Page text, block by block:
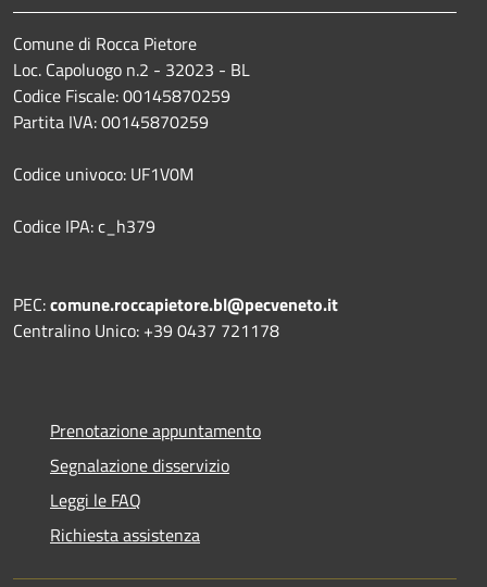
Comune di Rocca Pietore
Loc. Capoluogo n.2 - 32023 - BL
Codice Fiscale: 00145870259
Partita IVA: 00145870259
Codice univoco: UF1V0M
Codice IPA: c_h379
PEC:comune.roccapietore.bl@pecveneto.it
Centralino Unico: +39 0437 721178
Prenotazione appuntamento
Segnalazione disservizio
Leggi le FAQ
Richiesta assistenza